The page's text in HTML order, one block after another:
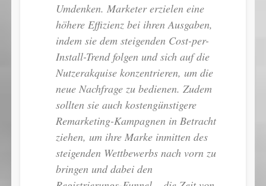
Umdenken. Marketer erzielen eine
höhere Effizienz bei ihren Ausgaben,
indem sie dem steigenden Cost-per-
Install-Trend folgen und sich auf die
Nutzerakquise konzentrieren, um die
neue Nachfrage zu bedienen. Zudem
sollten sie auch kostengünstigere
Remarketing-Kampagnen in Betracht
ziehen, um ihre Marke inmitten des
steigenden Wettbewerbs nach vorn zu
bringen und dabei den